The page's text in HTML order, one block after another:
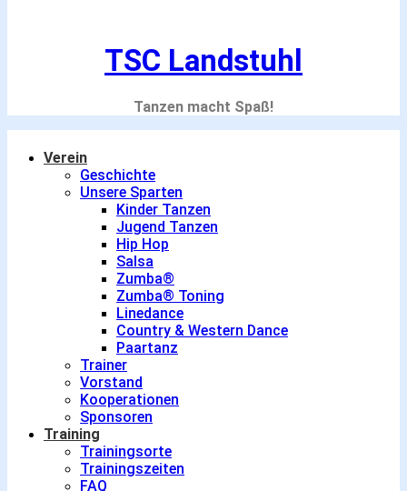
TSC Landstuhl
Tanzen macht Spaß!
Verein
Geschichte
Unsere Sparten
Kinder Tanzen
Jugend Tanzen
Hip Hop
Salsa
Zumba®
Zumba® Toning
Linedance
Country & Western Dance
Paartanz
Trainer
Vorstand
Kooperationen
Sponsoren
Training
Trainingsorte
Trainingszeiten
FAQ